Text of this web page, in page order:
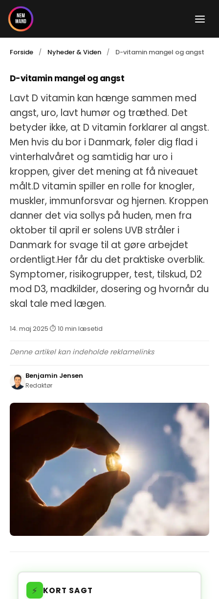
Gå
indholdet
Forside Nyheder & Viden D-vitamin mangel og angst
D-vitamin mangel og angst
Lavt D vitamin kan hænge sammen med
angst, uro, lavt humør og træthed. Det
betyder ikke, at D vitamin forklarer al angst.
Men hvis du bor i Danmark, føler dig flad i
vinterhalvåret og samtidig har uro i
kroppen, giver det mening at få niveauet
målt.D vitamin spiller en rolle for knogler,
muskler, immunforsvar og hjernen. Kroppen
danner det via sollys på huden, men fra
oktober til april er solens UVB stråler i
Danmark for svage til at gøre arbejdet
ordentligt.Her får du det praktiske overblik.
Symptomer, risikogrupper, test, tilskud, D2
mod D3, madkilder, dosering og hvornår du
skal tale med lægen.
14. maj 2025·⏱ 10 min læsetid·
Denne artikel kan indeholde reklamelinks
Benjamin Jensen
Redaktør
⚡ KORT SAGT